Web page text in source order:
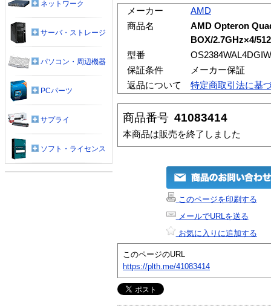
メーカー
AMD
商品名
AMD Opteron
BOX/2.7GHz×4/
型番
保証条件
メーカー保証
返品について
特定商取引法に基
商品番号 41083414
本商品は販売を終了しました
このページを印刷する
メールでURLを送る
お気に入りに追加する
このページのURL
https://plth.me/41083414
ネットワーク
サーバ・ストレージ
パソコン・周辺機器
PCパーツ
サプライ
ソフト・ライセンス